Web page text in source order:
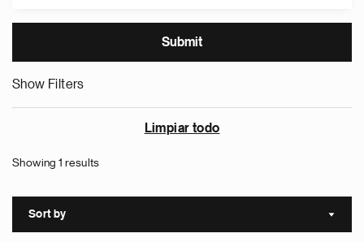
Show Filters
Limpiar todo
Showing 1 results
Sort by Sort